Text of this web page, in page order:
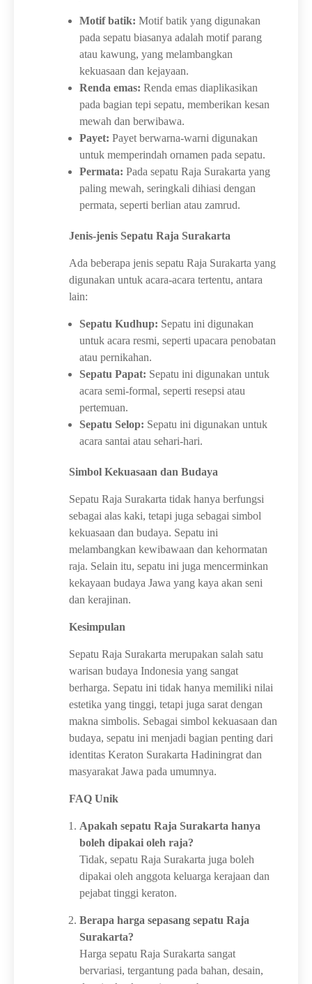
Motif batik: Motif batik yang digunakan
pada sepatu biasanya adalah motif parang
atau kawung, yang melambangkan
kekuasaan dan kejayaan.
Renda emas: Renda emas diaplikasikan
pada bagian tepi sepatu, memberikan kesan
mewah dan berwibawa.
Payet: Payet berwarna-warni digunakan
untuk memperindah ornamen pada sepatu.
Permata: Pada sepatu Raja Surakarta yang
paling mewah, seringkali dihiasi dengan
permata, seperti berlian atau zamrud.
Jenis-jenis Sepatu Raja Surakarta
Ada beberapa jenis sepatu Raja Surakarta yang
digunakan untuk acara-acara tertentu, antara
lain:
Sepatu Kudhup: Sepatu ini digunakan
untuk acara resmi, seperti upacara penobatan
atau pernikahan.
Sepatu Papat: Sepatu ini digunakan untuk
acara semi-formal, seperti resepsi atau
pertemuan.
Sepatu Selop: Sepatu ini digunakan untuk
acara santai atau sehari-hari.
Simbol Kekuasaan dan Budaya
Sepatu Raja Surakarta tidak hanya berfungsi
sebagai alas kaki, tetapi juga sebagai simbol
kekuasaan dan budaya. Sepatu ini
melambangkan kewibawaan dan kehormatan
raja. Selain itu, sepatu ini juga mencerminkan
kekayaan budaya Jawa yang kaya akan seni
dan kerajinan.
Kesimpulan
Sepatu Raja Surakarta merupakan salah satu
warisan budaya Indonesia yang sangat
berharga. Sepatu ini tidak hanya memiliki nilai
estetika yang tinggi, tetapi juga sarat dengan
makna simbolis. Sebagai simbol kekuasaan dan
budaya, sepatu ini menjadi bagian penting dari
identitas Keraton Surakarta Hadiningrat dan
masyarakat Jawa pada umumnya.
FAQ Unik
Apakah sepatu Raja Surakarta hanya
boleh dipakai oleh raja?
Tidak, sepatu Raja Surakarta juga boleh
dipakai oleh anggota keluarga kerajaan dan
pejabat tinggi keraton.
Berapa harga sepasang sepatu Raja
Surakarta?
Harga sepatu Raja Surakarta sangat
bervariasi, tergantung pada bahan, desain,